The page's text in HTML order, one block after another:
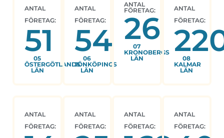
ANTAL
FÖRETAG:
51
05
ÖSTERGÖTLANDS
LÄN
ANTAL
FÖRETAG:
54
06
JÖNKÖPINGS
LÄN
ANTAL
FÖRETAG:
26
07
KRONOBERGS
LÄN
ANTAL
FÖRETAG:
08
KALMAR
LÄN
ANTAL
FÖRETAG:
ANTAL
FÖRETAG:
ANTAL
FÖRETAG:
ANTAL
FÖRETAG: